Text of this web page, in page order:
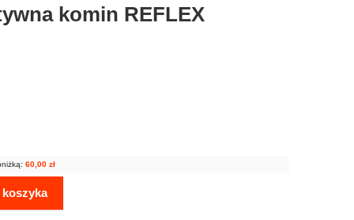
komin REFLEX
60,00 zł